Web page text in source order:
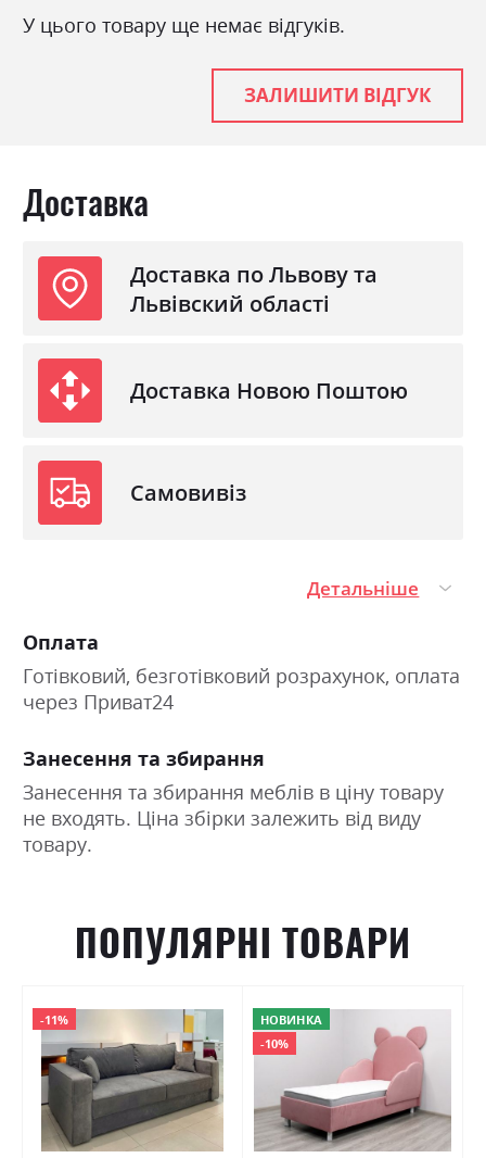
Колір (Фасад):
дуб сонома/білий
дуб сонома/білий
Ніша для білизни
З матрацом
ні
З підставкою під матрац
ні
У цього товару ще немає відгуків.
ЗАЛИШИТИ ВІДГУК
Доставка
Доставка по Львову та
Львівский області
Доставка Новою Поштою
Самовивіз
Детальніше
Оплата
Готівковий, безготівковий розрахунок, оплата
через Приват24
Занесення та збирання
Занесення та збирання меблів в ціну товару
не входять. Ціна збірки залежить від виду
товару.
ПОПУЛЯРНІ ТОВАРИ
-11%
НОВИНКА
-10%